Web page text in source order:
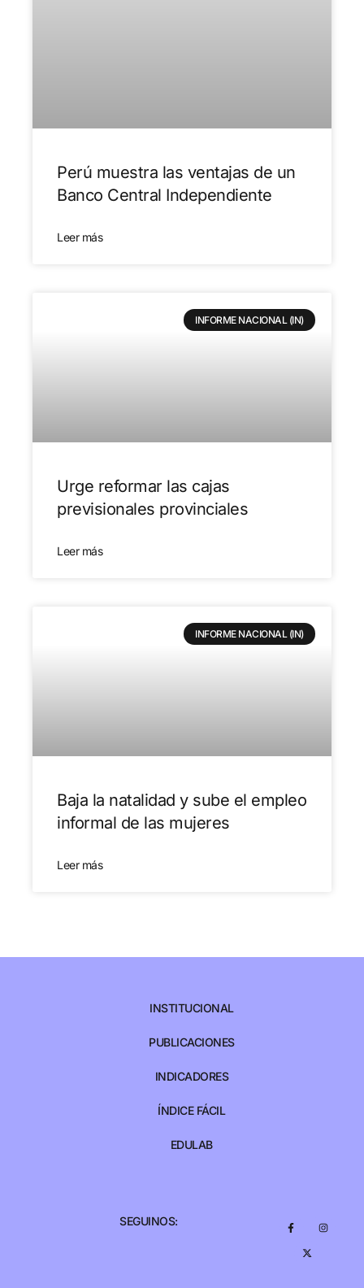
Perú muestra las ventajas de un
Banco Central Independiente
Leer más
INFORME NACIONAL (IN)
Urge reformar las cajas
previsionales provinciales
Leer más
INFORME NACIONAL (IN)
Baja la natalidad y sube el empleo
informal de las mujeres
Leer más
INSTITUCIONAL
PUBLICACIONES
INDICADORES
ÍNDICE FÁCIL
EDULAB
SEGUINOS: